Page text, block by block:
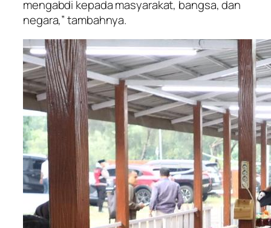
mengabdi kepada masyarakat, bangsa, dan
negara,” tambahnya.